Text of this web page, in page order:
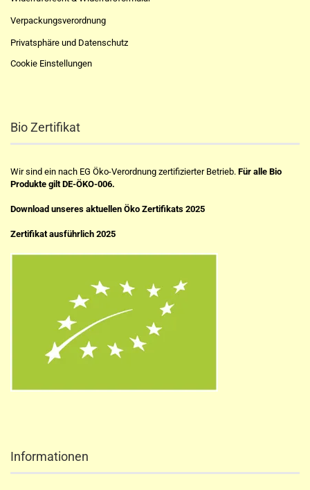
Verpackungsverordnung
Privatsphäre und Datenschutz
Cookie Einstellungen
Bio Zertifikat
Wir sind ein nach EG Öko-Verordnung zertifizierter Betrieb. Für alle Bio
Produkte gilt DE-ÖKO-006.
Download unseres aktuellen Öko Zertifikats 2025
Zertifikat ausführlich 2025
Informationen